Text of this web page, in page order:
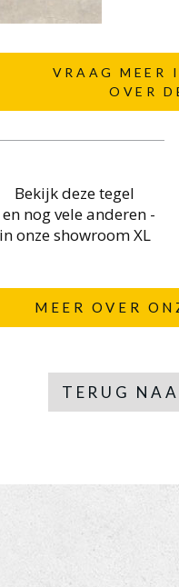
VRAAG MEER
OVER
Bekijk deze tegel
en nog vele anderen -
in onze showroom XL
MEER OVER
TERUG